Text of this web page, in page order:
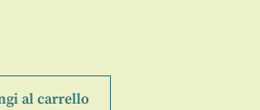
al carrello